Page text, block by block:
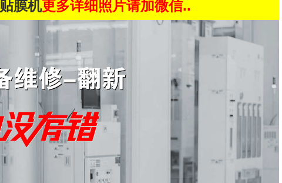
膜机更多详细照片请加微信..